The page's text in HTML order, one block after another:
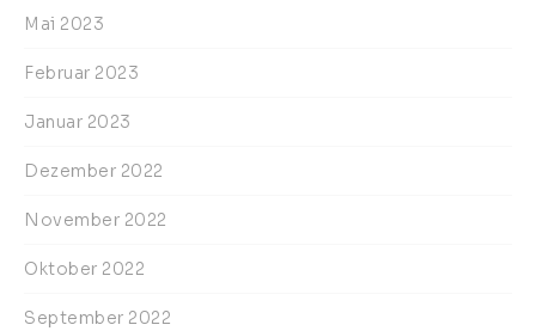
Mai 2023
Februar 2023
Januar 2023
Dezember 2022
November 2022
Oktober 2022
September 2022